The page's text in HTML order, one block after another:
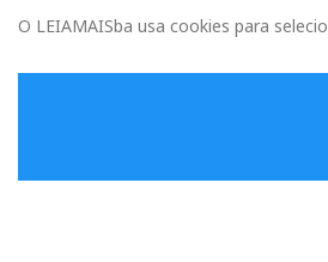
O LEIAMAISba usa cookies para